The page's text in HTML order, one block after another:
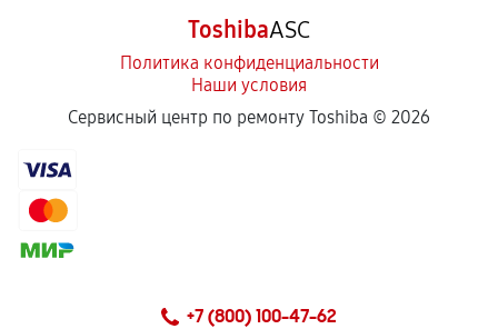
ToshibaASC
Политика конфиденциальности
Наши условия
Сервисный центр по ремонту Toshiba © 2026
+7 (800) 100-47-62